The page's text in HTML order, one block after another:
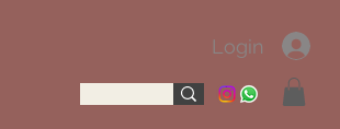
Login